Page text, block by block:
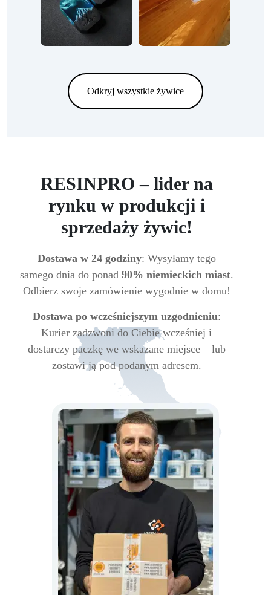
Odkryj wszystkie żywice
RESINPRO – lider na
rynku w produkcji i
sprzedaży żywic!
Dostawa w 24 godziny: Wysyłamy tego
samego dnia do ponad 90% niemieckich miast.
Odbierz swoje zamówienie wygodnie w domu!
Dostawa po wcześniejszym uzgodnieniu:
Kurier zadzwoni do Ciebie wcześniej i
dostarczy paczkę we wskazane miejsce – lub
zostawi ją pod podanym adresem.